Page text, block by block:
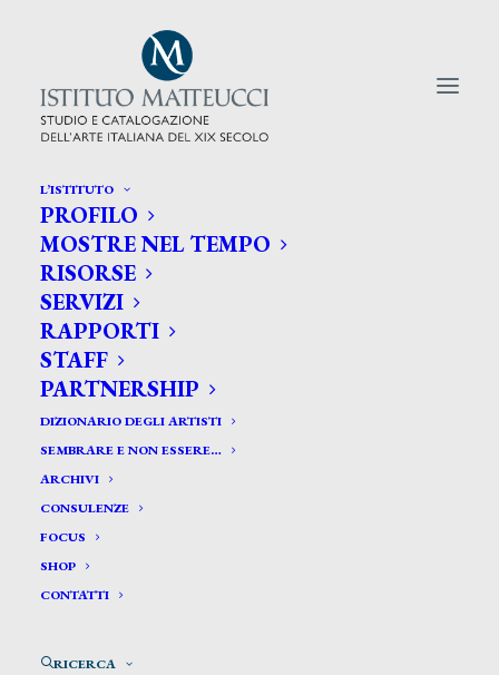
L’ISTITUTO
PROFILO
MOSTRE NEL TEMPO
RISORSE
SERVIZI
RAPPORTI
STAFF
PARTNERSHIP
DIZIONARIO DEGLI ARTISTI
SEMBRARE E NON ESSERE…
ARCHIVI
CONSULENZE
FOCUS
SHOP
CONTATTI
RICERCA
CERCA TRA GLI ARTISTI:
Search
for:
Castello Enrico